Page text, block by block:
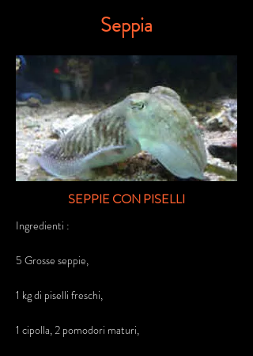
Seppia
SEPPIE CON PISELLI
Ingredienti :
5 Grosse seppie,
1 kg di piselli freschi,
1 cipolla, 2 pomodori maturi,